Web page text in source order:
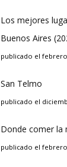
Los mejores
Buenos Aires
publicado el febrero
San Telmo
publicado el
Donde comer la
publicado el febrero